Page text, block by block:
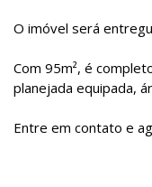
O imóvel será
Com 95m², é
planejada equipada,
Entre em contato e